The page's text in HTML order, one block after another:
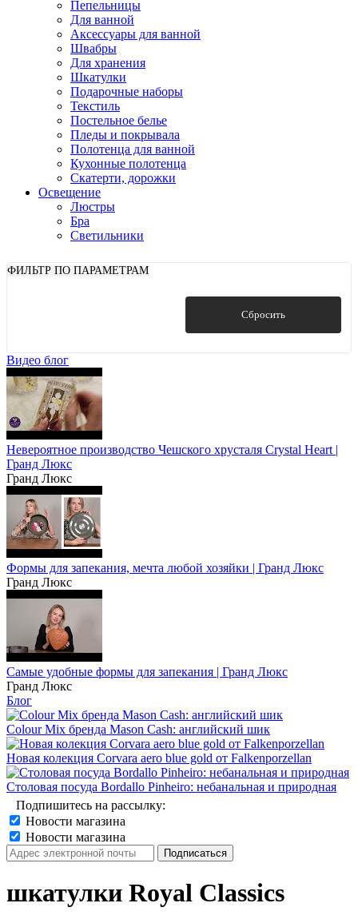
Пепельницы
Для ванной
Аксессуары для ванной
Швабры
Для хранения
Шкатулки
Подарочные наборы
Текстиль
Постельное белье
Пледы и покрывала
Полотенца для ванной
Кухонные полотенца
Скатерти, дорожки
Освещение
Люстры
Бра
Светильники
ФИЛЬТР ПО ПАРАМЕТРАМ
Сбросить
Видео блог
Невероятное производство Чешского хрусталя Crystal Heart |
Гранд Люкс
Гранд Люкс
Формы для запекания, мечта любой хозяйки | Гранд Люкс
Гранд Люкс
Самые удобные формы для запекания | Гранд Люкс
Гранд Люкс
Блог
Colour Mix бренда Mason Cash: английский шик
Новая колекция Corvara aero blue gold от Falkenporzellan
Столовая посуда Bordallo Pinheiro: небанальная и природная
Подпишитесь на рассылку:
Новости магазина
Новости магазина
шкатулки Royal Classics